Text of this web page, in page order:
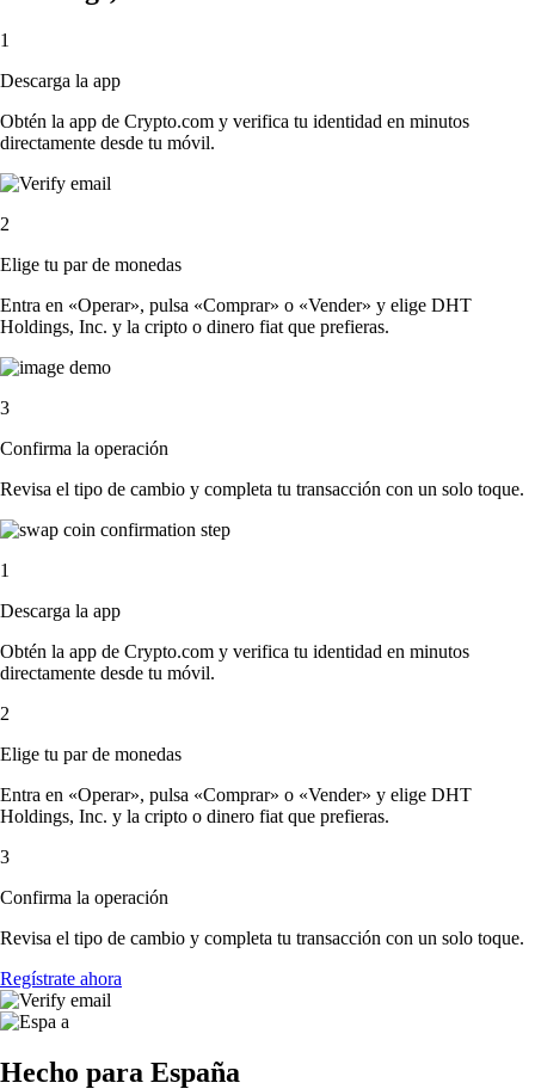
1
Descarga la app
Obtén la app de Crypto.com y verifica tu identidad en minutos
directamente desde tu móvil.
2
Elige tu par de monedas
Entra en «Operar», pulsa «Comprar» o «Vender» y elige DHT
Holdings, Inc. y la cripto o dinero fiat que prefieras.
3
Confirma la operación
Revisa el tipo de cambio y completa tu transacción con un solo toque.
1
Descarga la app
Obtén la app de Crypto.com y verifica tu identidad en minutos
directamente desde tu móvil.
2
Elige tu par de monedas
Entra en «Operar», pulsa «Comprar» o «Vender» y elige DHT
Holdings, Inc. y la cripto o dinero fiat que prefieras.
3
Confirma la operación
Revisa el tipo de cambio y completa tu transacción con un solo toque.
Regístrate ahora
Hecho para España